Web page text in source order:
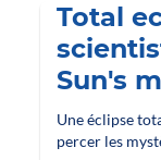
Total
Sun's
Une éclipse
percer les